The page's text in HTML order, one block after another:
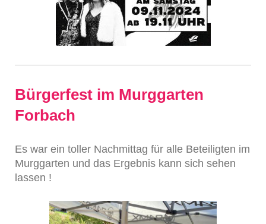
Bürgerfest im Murggarten
Forbach
Es war ein toller Nachmittag für alle Beteiligten im
Murggarten und das Ergebnis kann sich sehen
lassen !